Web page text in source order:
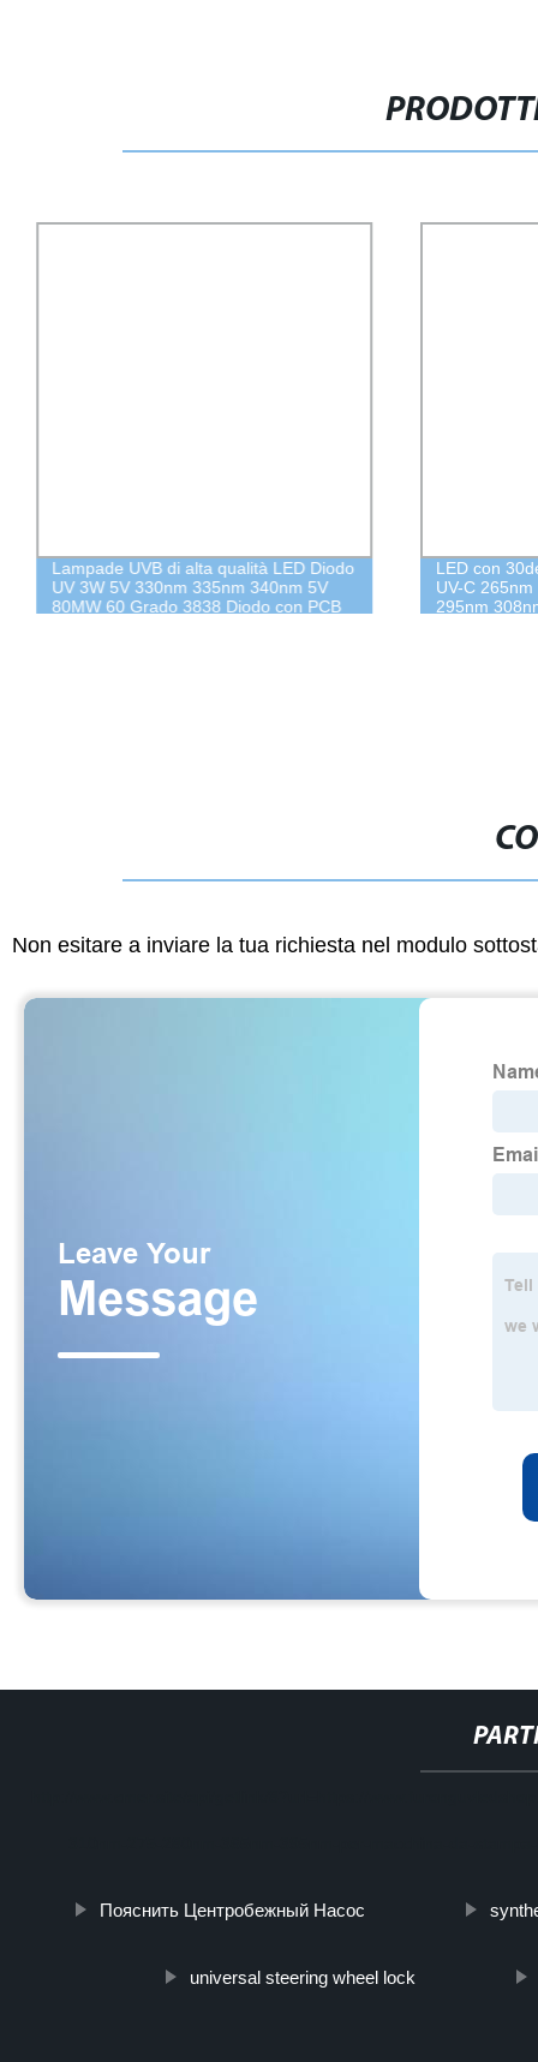
Lampade UVB di alta qualità LED Diodo
UV 3W 5V 330nm 335nm 340nm 5V
80MW 60 Grado 3838 Diodo con PCB
LED con
UV-C
295nm
Non esitare a inviare la tua richiesta nel modulo
Пояснить Центробежный Насос
universal steering wheel lock